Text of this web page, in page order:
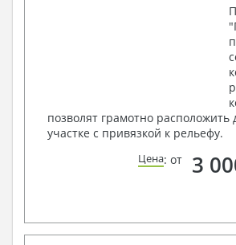
позволят грамотно расположить
участке с привязкой к рельефу.
Цена: от 3